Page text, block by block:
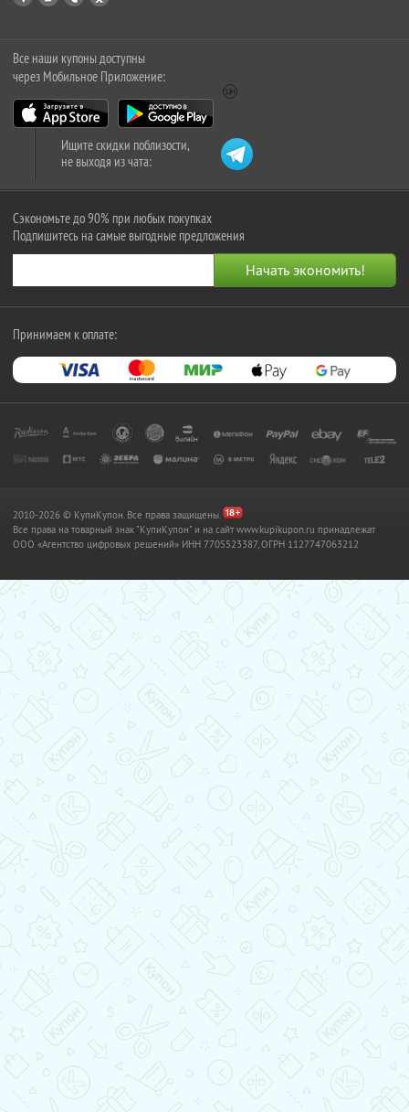
Все наши купоны доступны
через Мобильное Приложение:
Ищите скидки поблизости,
не выходя из чата:
Сэкономьте до 90% при любых покупках
Подпишитесь на самые выгодные предложения
Принимаем к оплате:
2010-2026 © КупиКупон. Все права защищены.
Все права на товарный знак "КупиКупон" и на сайт www.kupikupon.ru принадлежат
OOO «Агентство цифровых решений» ИНН 7705523387, ОГРН 1127747063212